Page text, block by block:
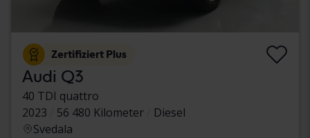
Zertifiziert Plus
Audi Q3
40 TDI quattro
2023
56 480 Kilometer
Diesel
Svedala